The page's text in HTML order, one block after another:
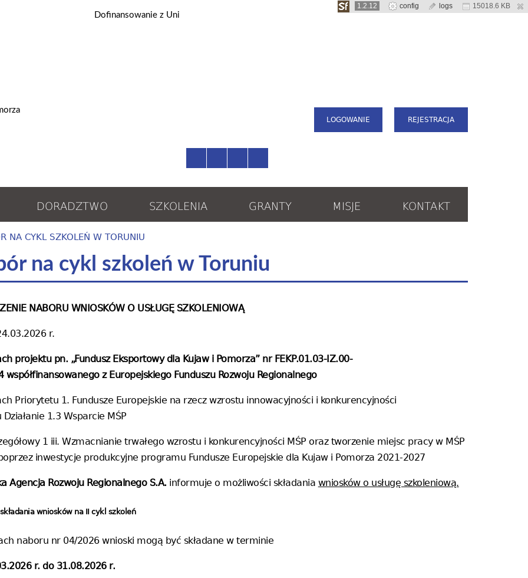
LOGOWANIE REJESTRACJA
DORADZTWO SZKOLENIA GRANTY MISJE KONTAKT
NA CYKL SZKOLEŃ W TORUNIU
na cykl szkoleń w Toruniu
NABORU WNIOSKÓW O USŁUGĘ SZKOLENIOWĄ
r.
projektu pn. „Fundusz Eksportowy dla Kujaw i Pomorza” nr FEKP.01.03-IZ.00-
współfinansowanego z Europejskiego Funduszu Rozwoju Regionalnego
Priorytetu 1. Fundusze Europejskie na rzecz wzrostu innowacyjności i konkurencyjności
Działanie 1.3 Wsparcie MŚP
1 iii. Wzmacnianie trwałego wzrostu i konkurencyjności MŚP oraz tworzenie miejsc pracy w MŚP
inwestycje produkcyjne programu Fundusze Europejskie dla Kujaw i Pomorza 2021-2027
Agencja Rozwoju Regionalnego S.A. informuje o możliwości składania wniosków o usługę szkoleniową.
wniosków na II cykl szkoleń
naboru nr 04/2026 wnioski mogą być składane w terminie
r. do 31.08.2026 r.
1.2.12 config logs 15018.6 KB